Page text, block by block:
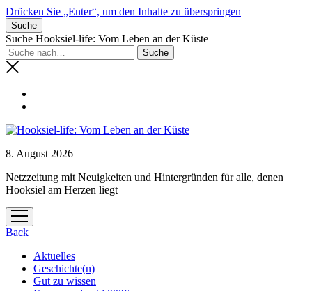
Drücken Sie „Enter“, um den Inhalte zu überspringen
Suche
Suche Hooksiel-life: Vom Leben an der Küste
8. August 2026
Netzzeitung mit Neuigkeiten und Hintergründen für alle, denen
Hooksiel am Herzen liegt
Menü
öffnen
Back
Aktuelles
Geschichte(n)
Gut zu wissen